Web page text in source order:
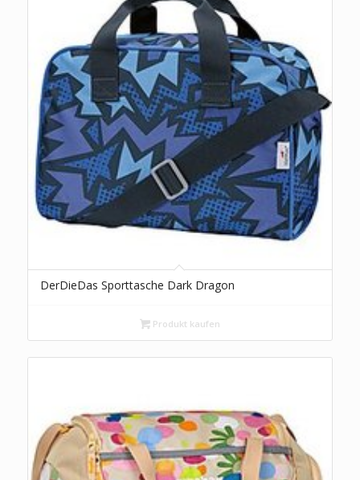
DerDieDas Sporttasche Dark Dragon
Produkt kaufen